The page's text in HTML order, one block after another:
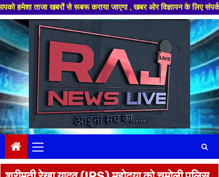
से रूबरू कराया जाएगा , खबर ओर विज्ञापन के लिए संपर्क करे +91
Skip
to
content
Menu